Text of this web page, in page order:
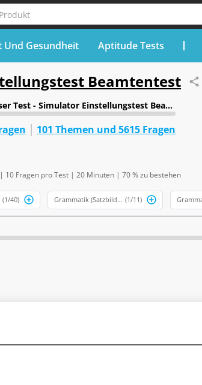
Und Gesundheit Aptitude Tests
Beamtentest
Test - Simulator Einstellungstest Beamtentest
101 Themen und 5615 Fragen
| 10 Fragen pro Test |20 Minuten |70 % zu bestehen
(1/40) Grammatik (Satzbildung) (Deutsch)
(1/11)